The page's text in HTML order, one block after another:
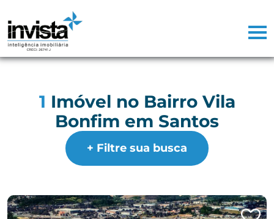
1 Imóvel no Bairro Vila
Bonfim em Santos
+ Filtre sua busca